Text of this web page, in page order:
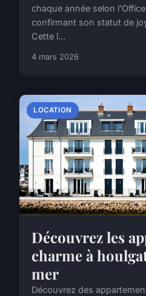
chaque année selon
confirmant son statut de
Cette î...
4 mars 2026
LOCATION
Découvrez les
charme à
mer
Découvrez des